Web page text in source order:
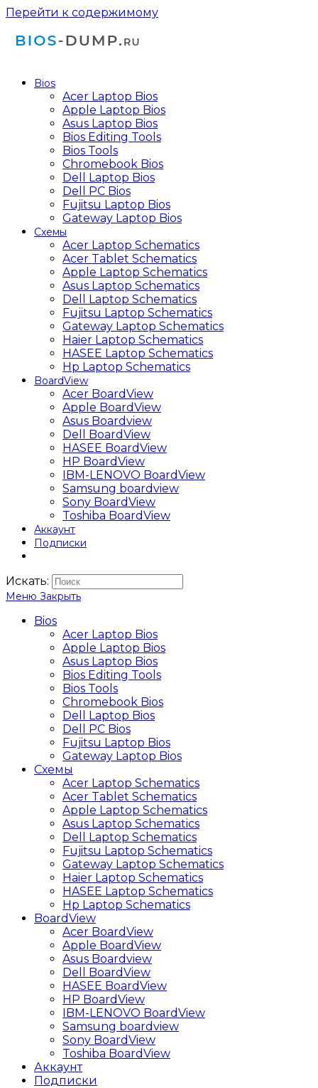
Перейти к содержимому
Bios
Acer Laptop Bios
Apple Laptop Bios
Asus Laptop Bios
Bios Editing Tools
Bios Tools
Chromebook Bios
Dell Laptop Bios
Dell PC Bios
Fujitsu Laptop Bios
Gateway Laptop Bios
Схемы
Acer Laptop Schematics
Acer Tablet Schematics
Apple Laptop Schematics
Asus Laptop Schematics
Dell Laptop Schematics
Fujitsu Laptop Schematics
Gateway Laptop Schematics
Haier Laptop Schematics
HASEE Laptop Schematics
Hp Laptop Schematics
BoardView
Acer BoardView
Apple BoardView
Asus Boardview
Dell BoardView
HASEE BoardView
HP BoardView
IBM-LENOVO BoardView
Samsung boardview
Sony BoardView
Toshiba BoardView
Аккаунт
Подписки
Искать:
Меню Закрыть
Bios
Acer Laptop Bios
Apple Laptop Bios
Asus Laptop Bios
Bios Editing Tools
Bios Tools
Chromebook Bios
Dell Laptop Bios
Dell PC Bios
Fujitsu Laptop Bios
Gateway Laptop Bios
Схемы
Acer Laptop Schematics
Acer Tablet Schematics
Apple Laptop Schematics
Asus Laptop Schematics
Dell Laptop Schematics
Fujitsu Laptop Schematics
Gateway Laptop Schematics
Haier Laptop Schematics
HASEE Laptop Schematics
Hp Laptop Schematics
BoardView
Acer BoardView
Apple BoardView
Asus Boardview
Dell BoardView
HASEE BoardView
HP BoardView
IBM-LENOVO BoardView
Samsung boardview
Sony BoardView
Toshiba BoardView
Аккаунт
Подписки